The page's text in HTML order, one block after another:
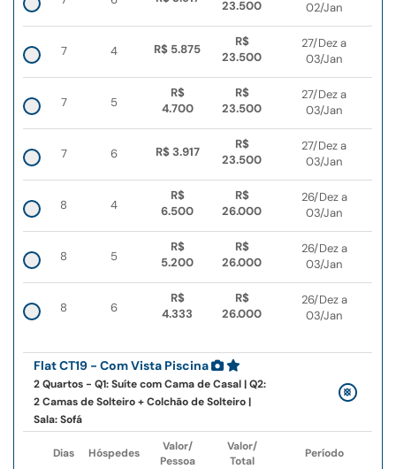
23.500 02/Jan
7 4 R$ 5.875
R$
23.500
27/Dez a
03/Jan
7 5
R$
4.700
R$
23.500
27/Dez a
03/Jan
7 6 R$ 3.917
R$
23.500
27/Dez a
03/Jan
8 4
R$
6.500
R$
26.000
26/Dez a
03/Jan
8 5
R$
5.200
R$
26.000
26/Dez a
03/Jan
8 6
R$
4.333
R$
26.000
26/Dez a
03/Jan
Flat CT19 - Com Vista Piscina
2 Quartos - Q1: Suíte com Cama de Casal | Q2:
2 Camas de Solteiro + Colchão de Solteiro |
Sala: Sofá
Dias Hóspedes
Valor/
Pessoa
Valor/
Total
Período